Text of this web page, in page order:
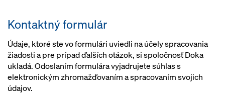
Kontaktný formulár
Údaje, ktoré ste vo formulári uviedli na účely spracovania
žiadosti a pre prípad ďalších otázok, si spoločnosť Doka
ukladá. Odoslaním formulára vyjadrujete súhlas s
elektronickým zhromažďovaním a spracovaním svojich
údajov.